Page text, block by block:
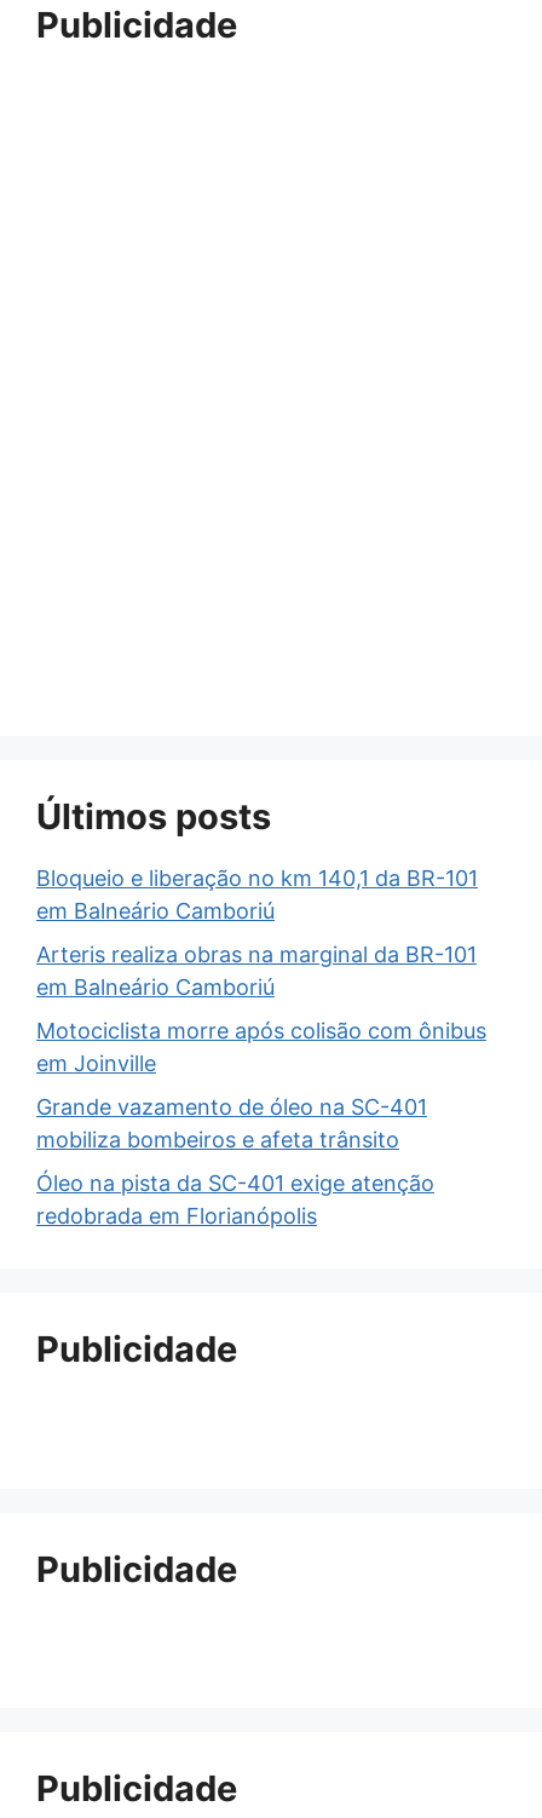
Publicidade
Últimos posts
Bloqueio e liberação no km 140,1 da BR-101
em Balneário Camboriú
Arteris realiza obras na marginal da BR-101
em Balneário Camboriú
Motociclista morre após colisão com ônibus
em Joinville
Grande vazamento de óleo na SC-401
mobiliza bombeiros e afeta trânsito
Óleo na pista da SC-401 exige atenção
redobrada em Florianópolis
Publicidade
Publicidade
Publicidade